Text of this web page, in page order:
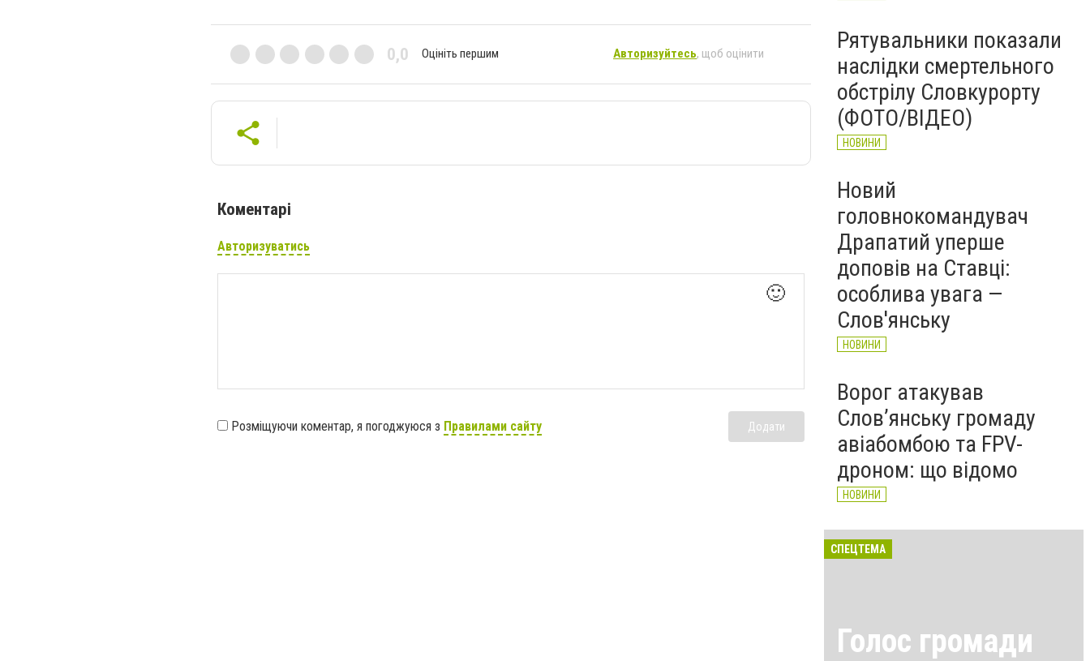
0,0 Оцініть першим Авторизуйтесь, щоб оцінити
Коментарі
Авторизуватись
🙂
Розміщуючи коментар, я погоджуюся з Правилами сайту Додати
Рятувальники показали
наслідки смертельного
обстрілу Словкурорту
(ФОТО/ВІДЕО)
НОВИНИ
Новий
головнокомандувач
Драпатий уперше
доповів на Ставці:
особлива увага —
Слов'янську
НОВИНИ
Ворог атакував
Слов’янську громаду
авіабомбою та FPV-
дроном: що відомо
НОВИНИ
СПЕЦТЕМА
Голос громади